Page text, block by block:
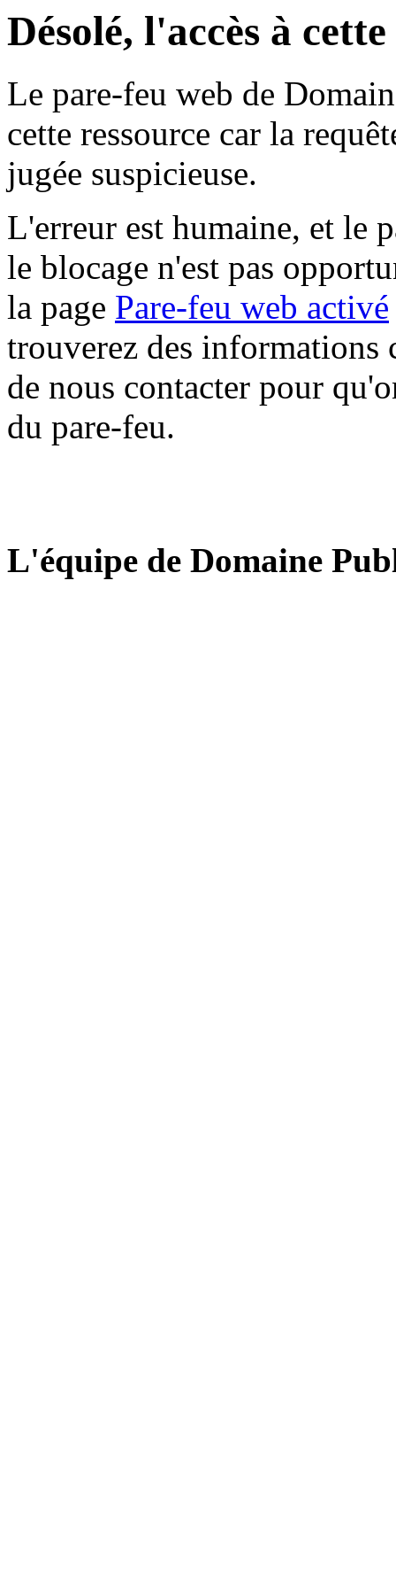
Désolé, l'accès à
Le pare-feu web de
cette ressource car la
jugée suspicieuse.
L'erreur est humaine, et le
le blocage n'est pas
la page Pare-feu web activé
trouverez des informations
de nous contacter pour
du pare-feu.
L'équipe de Domaine